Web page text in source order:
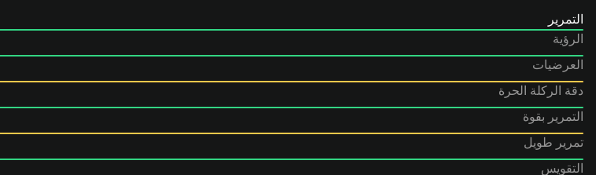
التمرير
الرؤية
العرضيات
دقة الركلة الحرة
التمرير بقوة
تمرير طويل
التقويس